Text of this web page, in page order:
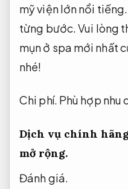
thành chủ đề được
diễn đàn làm đẹp.
bảo đảm đạt chất
định và giảm thiểu rủi
của các spa,Phù hợp
mỹ viện lớn nổi tiếng.
từng bước.
nhé!